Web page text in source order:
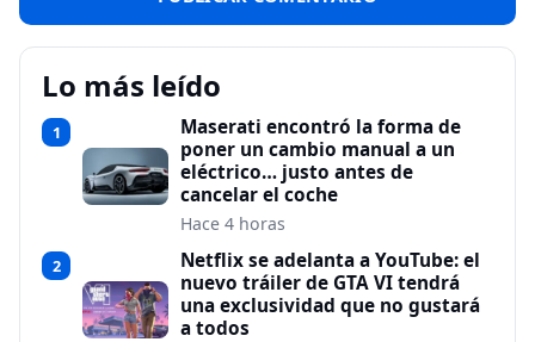
Lo más leído
1
Maserati encontró la forma de
poner un cambio manual a un
eléctrico… justo antes de
cancelar el coche
Hace 4 horas
2
Netflix se adelanta a YouTube: el
nuevo tráiler de GTA VI tendrá
una exclusividad que no gustará
a todos